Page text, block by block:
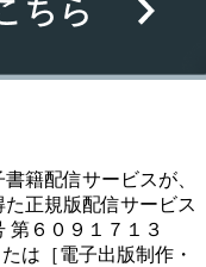
籍配信サービスが、
正規版配信サービス
第６０９１７１３
は［電子出版制作・